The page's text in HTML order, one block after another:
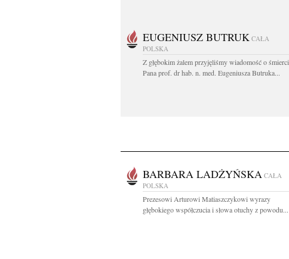
EUGENIUSZ BUTRUK CAŁA
POLSKA
Z głębokim żalem przyjęliśmy wiadomość o śmierci
Pana prof. dr hab. n. med. Eugeniusza Butruka...
BARBARA LADŻYŃSKA CAŁA
POLSKA
Prezesowi Arturowi Matiaszczykowi wyrazy
głębokiego współczucia i słowa otuchy z powodu...